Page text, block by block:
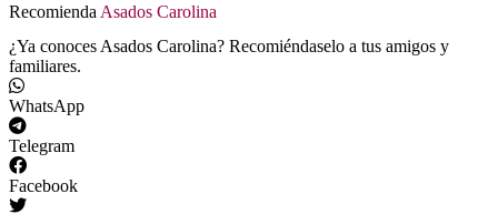
Recomienda Asados Carolina
¿Ya conoces Asados Carolina? Recomiéndaselo a tus amigos y
familiares.
WhatsApp
Telegram
Facebook